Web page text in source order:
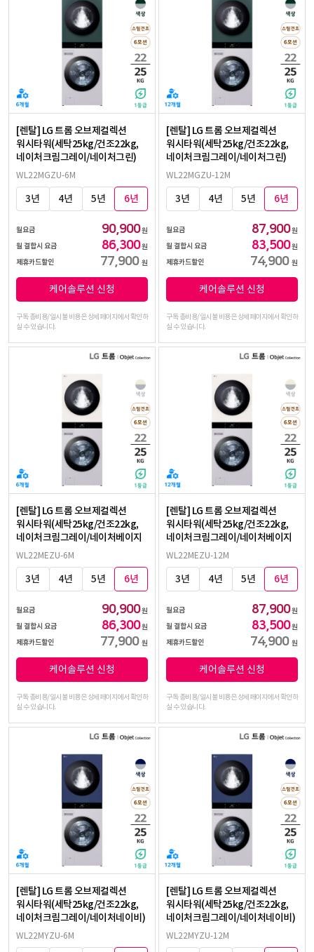
[렌탈] LG 트롬 오브제컬렉션
워시타워(세탁25kg/건조22kg,
네이처크림그레이/네이처그린)
WL22MGZU-6M
3년 4년 5년 6년
월요금 90,900원
월 결합시 요금
86,300원
제휴카드할인
77,900 원
케어솔루션 신청
구독 총비용/일시불 비용은 상세페이지에서 확인하
실 수 있습니다.
[렌탈] LG 트롬 오브제컬렉션
워시타워(세탁25kg/건조22kg,
네이처크림그레이/네이처그린)
WL22MGZU-12M
3년 4년 5년 6년
월요금 87,900원
월 결합시 요금
83,500원
제휴카드할인
74,900 원
케어솔루션 신청
구독 총비용/일시불 비용은 상세페이지에서 확인하
실 수 있습니다.
[렌탈] LG 트롬 오브제컬렉션
워시타워(세탁25kg/건조22kg,
네이처크림그레이/네이처베이지
WL22MEZU-6M
3년 4년 5년 6년
월요금 90,900원
월 결합시 요금
86,300원
제휴카드할인
77,900 원
케어솔루션 신청
구독 총비용/일시불 비용은 상세페이지에서 확인하
실 수 있습니다.
[렌탈] LG 트롬 오브제컬렉션
워시타워(세탁25kg/건조22kg,
네이처크림그레이/네이처베이지
WL22MEZU-12M
3년 4년 5년 6년
월요금 87,900원
월 결합시 요금
83,500원
제휴카드할인
74,900 원
케어솔루션 신청
구독 총비용/일시불 비용은 상세페이지에서 확인하
실 수 있습니다.
[렌탈] LG 트롬 오브제컬렉션
워시타워(세탁25kg/건조22kg,
네이처크림그레이/네이처네이비)
WL22MYZU-6M
[렌탈] LG 트롬 오브제컬렉션
워시타워(세탁25kg/건조22kg,
네이처크림그레이/네이처네이비)
WL22MYZU-12M